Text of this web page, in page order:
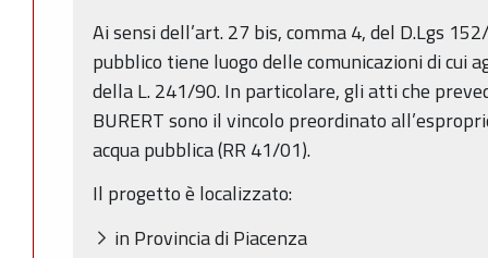
Ai sensi dell’art. 27 bis, comma 4, del D.Lgs
pubblico tiene luogo delle comunicazioni di cui
della L. 241/90. In particolare, gli atti che
BURERT sono il vincolo preordinato
acqua pubblica (RR 41/01).
Il progetto è localizzato:
in Provincia di Piacenza